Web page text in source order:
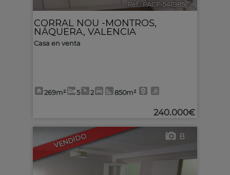
Ref.. PACF-541985 🔗
CORRAL NOU -MONTROS,
NÁQUERA, VALENCIA
Casa en venta
269m² 5 2 850m²
240.000€
VENDIDO 8